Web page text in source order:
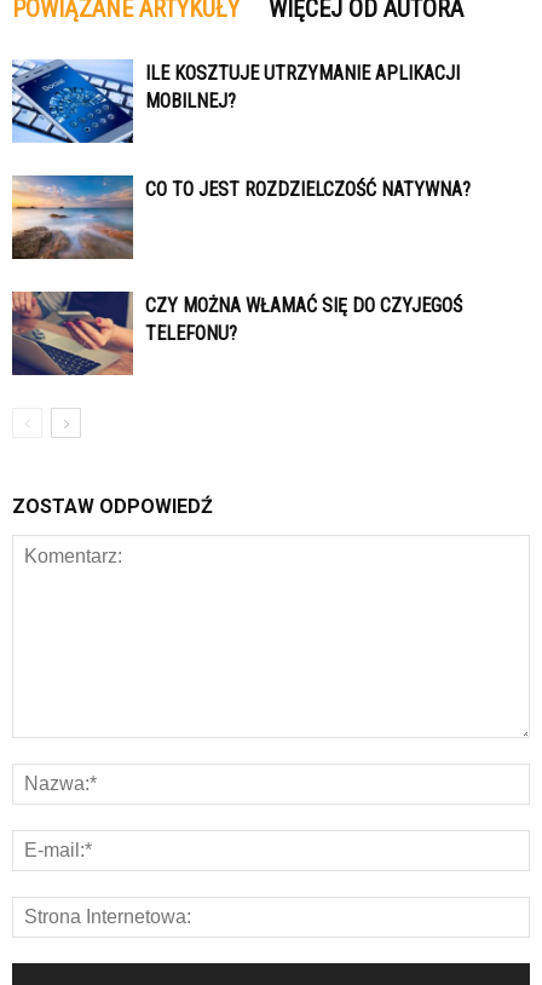
POWIĄZANE ARTYKUŁY WIĘCEJ OD AUTORA
ILE KOSZTUJE UTRZYMANIE APLIKACJI
MOBILNEJ?
CO TO JEST ROZDZIELCZOŚĆ NATYWNA?
CZY MOŻNA WŁAMAĆ SIĘ DO CZYJEGOŚ
TELEFONU?
ZOSTAW ODPOWIEDŹ